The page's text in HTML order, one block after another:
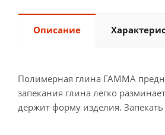
Описание
Полимерная глина ГАММА
запекания глина легко
держит форму изделия.